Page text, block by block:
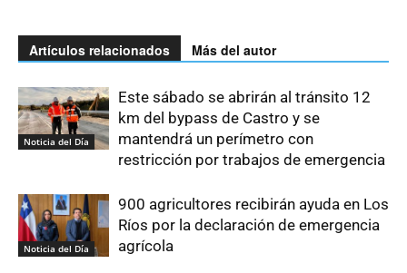
Artículos relacionados Más del autor
Noticia del Día
Este sábado se abrirán al tránsito 12
km del bypass de Castro y se
mantendrá un perímetro con
restricción por trabajos de emergencia
Noticia del Día
900 agricultores recibirán ayuda en Los
Ríos por la declaración de emergencia
agrícola